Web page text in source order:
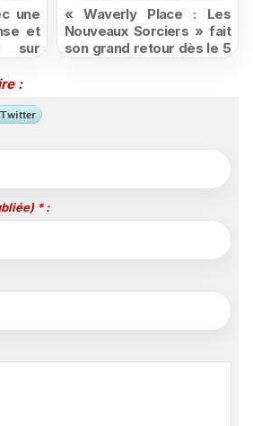
une
et
sur
« Waverly Place : Les
Nouveaux Sorciers » fait
son grand retour dès le 5
:
* :